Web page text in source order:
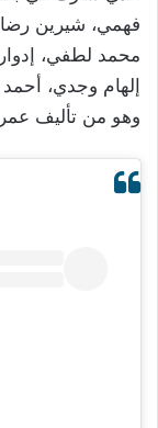
فهمي، شيرين
محمد لطفي،
إلهام وجدي،
وهو من تأليف